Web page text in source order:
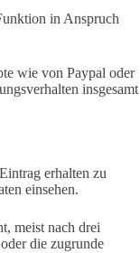
in Anspruch
wie von Paypal oder
insgesamt
erhalten zu
einsehen.
meist nach drei
die zugrunde